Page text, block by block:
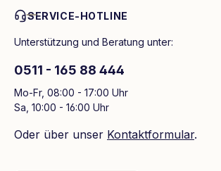
SERVICE-HOTLINE
Unterstützung und Beratung unter:
0511 - 165 88 444
Mo-Fr, 08:00 - 17:00 Uhr
Sa, 10:00 - 16:00 Uhr
Oder über unser Kontaktformular.